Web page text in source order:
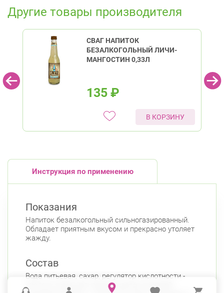
Другие товары производителя
СВАГ НАПИТОК
БЕЗАЛКОГОЛЬНЫЙ ЛИЧИ-
МАНГОСТИН 0,33Л
135 ₽
В КОРЗИНУ
Инструкция по применению
Показания
Напиток безалкогольный сильногазированный.
Обладает приятным вкусом и прекрасно утоляет
жажду.
Состав
Вода питьевая, сахар, регулятор кислотности -
кислота лимонная, ароматизатор пищевой,